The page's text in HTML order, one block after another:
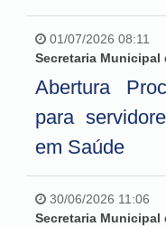
01/07/2026 08:11
Secretaria Municipal
Abertura
para
em Saúde
30/06/2026 11:06
Secretaria Municipal